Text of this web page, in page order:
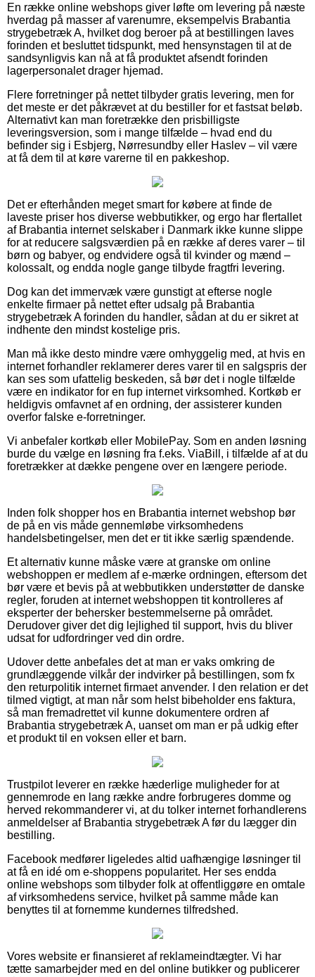
En række online webshops giver løfte om levering på næste
hverdag på masser af varenumre, eksempelvis Brabantia
strygebetræk A, hvilket dog beroer på at bestillingen laves
forinden et besluttet tidspunkt, med hensynstagen til at de
sandsynligvis kan nå at få produktet afsendt forinden
lagerpersonalet drager hjemad.
Flere forretninger på nettet tilbyder gratis levering, men for
det meste er det påkrævet at du bestiller for et fastsat beløb.
Alternativt kan man foretrække den prisbilligste
leveringsversion, som i mange tilfælde – hvad end du
befinder sig i Esbjerg, Nørresundby eller Haslev – vil være
at få dem til at køre varerne til en pakkeshop.
Det er efterhånden meget smart for købere at finde de
laveste priser hos diverse webbutikker, og ergo har flertallet
af Brabantia internet selskaber i Danmark ikke kunne slippe
for at reducere salgsværdien på en række af deres varer – til
børn og babyer, og endvidere også til kvinder og mænd –
kolossalt, og endda nogle gange tilbyde fragtfri levering.
Dog kan det immervæk være gunstigt at efterse nogle
enkelte firmaer på nettet efter udsalg på Brabantia
strygebetræk A forinden du handler, sådan at du er sikret at
indhente den mindst kostelige pris.
Man må ikke desto mindre være omhyggelig med, at hvis en
internet forhandler reklamerer deres varer til en salgspris der
kan ses som ufattelig beskeden, så bør det i nogle tilfælde
være en indikator for en fup internet virksomhed. Kortkøb er
heldigvis omfavnet af en ordning, der assisterer kunden
overfor falske e-forretninger.
Vi anbefaler kortkøb eller MobilePay. Som en anden løsning
burde du vælge en løsning fra f.eks. ViaBill, i tilfælde af at du
foretrækker at dække pengene over en længere periode.
Inden folk shopper hos en Brabantia internet webshop bør
de på en vis måde gennemløbe virksomhedens
handelsbetingelser, men det er tit ikke særlig spændende.
Et alternativ kunne måske være at granske om online
webshoppen er medlem af e-mærke ordningen, eftersom det
bør være et bevis på at webbutikken understøtter de danske
regler, foruden at internet webshoppen tit kontrolleres af
eksperter der behersker bestemmelserne på området.
Derudover giver det dig lejlighed til support, hvis du bliver
udsat for udfordringer ved din ordre.
Udover dette anbefales det at man er vaks omkring de
grundlæggende vilkår der indvirker på bestillingen, som fx
den returpolitik internet firmaet anvender. I den relation er det
tilmed vigtigt, at man når som helst bibeholder ens faktura,
så man fremadrettet vil kunne dokumentere ordren af
Brabantia strygebetræk A, uanset om man er på udkig efter
et produkt til en voksen eller et barn.
Trustpilot leverer en række hæderlige muligheder for at
gennemrode en lang række andre forbrugeres domme og
herved rekommanderer vi, at du tolker internet forhandlerens
anmeldelser af Brabantia strygebetræk A før du lægger din
bestilling.
Facebook medfører ligeledes altid uafhængige løsninger til
at få en idé om e-shoppens popularitet. Her ses endda
online webshops som tilbyder folk at offentliggøre en omtale
af virksomhedens service, hvilket på samme måde kan
benyttes til at fornemme kundernes tilfredshed.
Vores website er finansieret af reklameindtægter. Vi har
tætte samarbejder med en del online butikker og publicerer